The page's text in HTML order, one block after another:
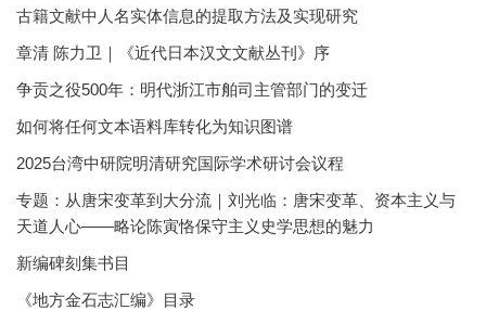
古籍文献中人名实体信息的提取方法及实现研究
章清 陈力卫｜《近代日本汉文文献丛刊》序
争贡之役500年：明代浙江市舶司主管部门的变迁
如何将任何文本语料库转化为知识图谱
2025台湾中研院明清研究国际学术研讨会议程
专题：从唐宋变革到大分流｜刘光临：唐宋变革、资本主义与
天道人心——略论陈寅恪保守主义史学思想的魅力
新编碑刻集书目
《地方金石志汇编》目录